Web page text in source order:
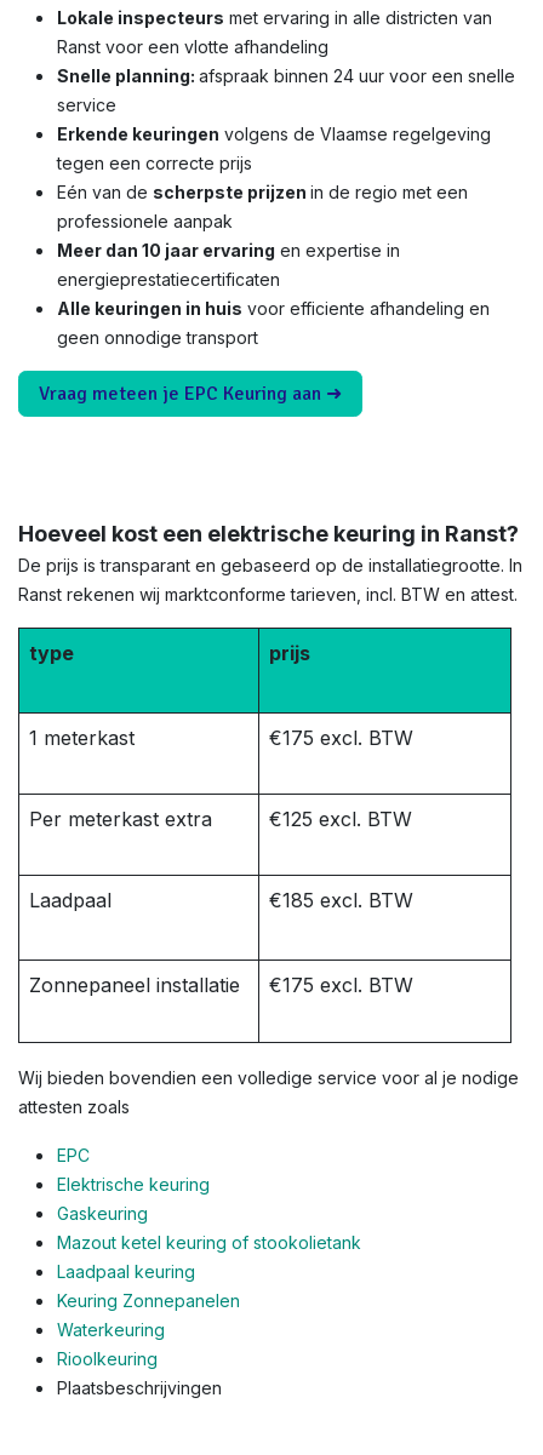
Lokale inspecteurs met ervaring in alle districten van
Ranst voor een vlotte afhandeling
Snelle planning: afspraak binnen 24 uur voor een snelle
service
Erkende keuringen volgens de Vlaamse regelgeving
tegen een correcte prijs
Eén van de scherpste prijzen in de regio met een
professionele aanpak
Meer dan 10 jaar ervaring en expertise in
energieprestatiecertificaten
Alle keuringen in huis voor efficiente afhandeling en
geen onnodige transport
Vraag meteen je EPC Keuring aan ➜
Hoeveel kost een elektrische keuring in Ranst?
De prijs is transparant en gebaseerd op de installatiegrootte. In
Ranst rekenen wij marktconforme tarieven, incl. BTW en attest.
type prijs
1 meterkast €175 excl. BTW
Per meterkast extra €125 excl. BTW
Laadpaal €185 excl. BTW
Zonnepaneel installatie €175 excl. BTW
Wij bieden bovendien een volledige service voor al je nodige
attesten zoals
EPC
Elektrische keuring
Gaskeuring
Mazout ketel keuring of stookolietank
Laadpaal keuring
Keuring Zonnepanelen
Waterkeuring
Rioolkeuring
Plaatsbeschrijvingen